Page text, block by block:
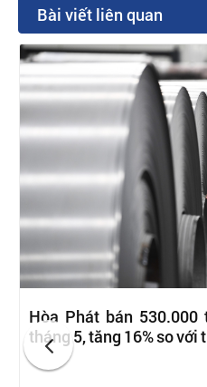
Bài viết liên quan
Hòa Phát bán
tháng 5, tăng 16% so với